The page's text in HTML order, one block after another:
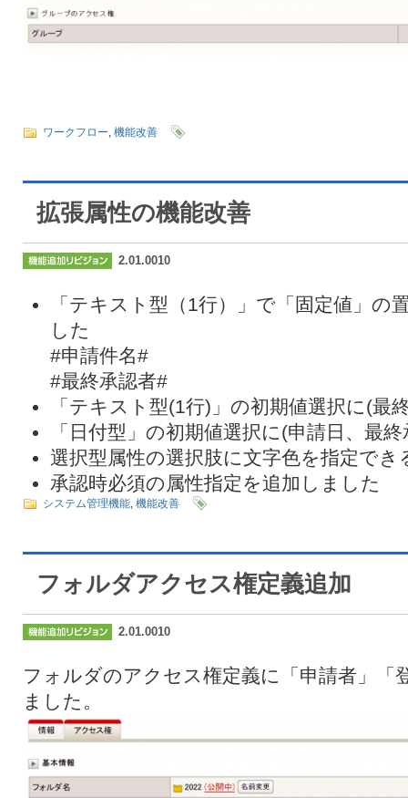
ワークフロー, 機能改善
拡張属性の機能改善
2.01.0010
「テキスト型（1行）」で「固定値」の
した
#申請件名#
#最終承認者#
「テキスト型(1行)」の初期値選択に(最
「日付型」の初期値選択に(申請日、最
選択型属性の選択肢に文字色を指定で
承認時必須の属性指定を追加しました
システム管理機能, 機能改善
フォルダアクセス権定義追加
2.01.0010
フォルダのアクセス権定義に「申請者」「
ました。